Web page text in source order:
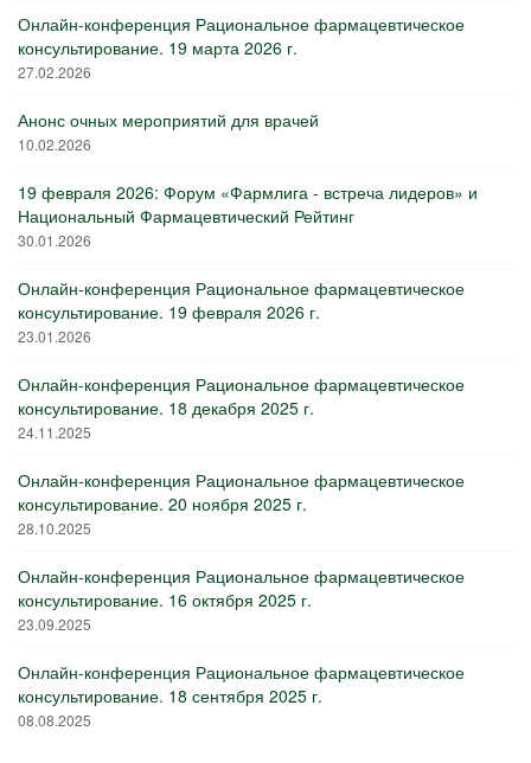
Онлайн-конференция Рациональное фармацевтическое
консультирование. 19 марта 2026 г.
27.02.2026
Анонс очных мероприятий для врачей
10.02.2026
19 февраля 2026: Форум «Фармлига - встреча лидеров» и
Национальный Фармацевтический Рейтинг
30.01.2026
Онлайн-конференция Рациональное фармацевтическое
консультирование. 19 февраля 2026 г.
23.01.2026
Онлайн-конференция Рациональное фармацевтическое
консультирование. 18 декабря 2025 г.
24.11.2025
Онлайн-конференция Рациональное фармацевтическое
консультирование. 20 ноября 2025 г.
28.10.2025
Онлайн-конференция Рациональное фармацевтическое
консультирование. 16 октября 2025 г.
23.09.2025
Онлайн-конференция Рациональное фармацевтическое
консультирование. 18 сентября 2025 г.
08.08.2025